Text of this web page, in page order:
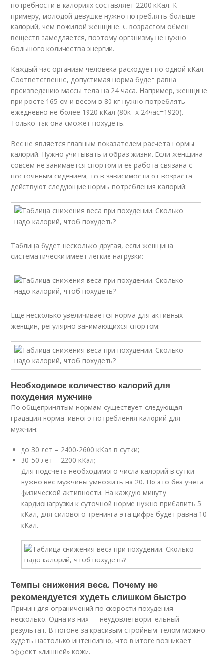
потребности в калориях составляет 2200 кКал. К
примеру, молодой девушке нужно потреблять больше
калорий, чем пожилой женщине. С возрастом обмен
веществ замедляется, поэтому организму не нужно
большого количества энергии.
Каждый час организм человека расходует по одной кКал.
Соответственно, допустимая норма будет равна
произведению массы тела на 24 часа. Например, женщине
при росте 165 см и весом в 80 кг нужно потреблять
ежедневно не более 1920 кКал (80кг х 24час=1920).
Только так она сможет похудеть.
Вес не является главным показателем расчета нормы
калорий. Нужно учитывать и образ жизни. Если женщина
совсем не занимается спортом и ее работа связана с
постоянным сидением, то в зависимости от возраста
действуют следующие нормы потребления калорий:
Таблица будет несколько другая, если женщина
систематически имеет легкие нагрузки:
Еще несколько увеличивается норма для активных
женщин, регулярно занимающихся спортом:
Необходимое количество калорий для
похудения мужчине
По общепринятым нормам существует следующая
градация нормативного потребления калорий для
мужчин:
до 30 лет – 2400-2600 кКал в сутки;
30-50 лет – 2200 кКал;
Для подсчета необходимого числа калорий в сутки
нужно вес мужчины умножить на 20. Но это без учета
физической активности. На каждую минуту
кардионагрузки к суточной норме нужно прибавить 5
кКал, для силового тренинга эта цифра будет равна 10
кКал.
Темпы снижения веса. Почему не
рекомендуется худеть слишком быстро
Причин для ограничений по скорости похудения
несколько. Одна из них — неудовлетворительный
результат. В погоне за красивым стройным телом можно
худеть настолько интенсивно, что в итоге возникает
эффект «лишней» кожи.